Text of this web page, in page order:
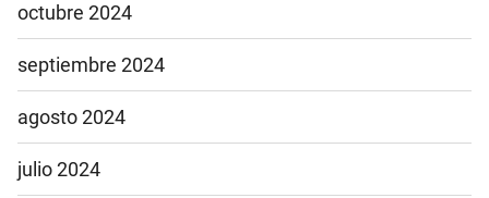
octubre 2024
septiembre 2024
agosto 2024
julio 2024